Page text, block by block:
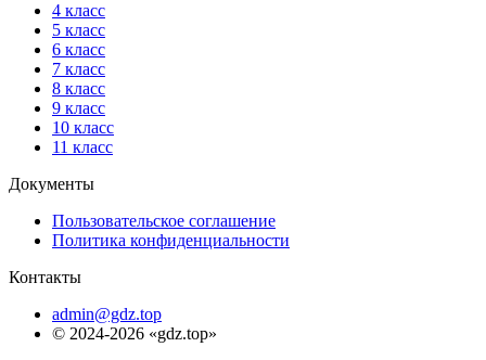
4 класс
5 класс
6 класс
7 класс
8 класс
9 класс
10 класс
11 класс
Документы
Пользовательское соглашение
Политика конфиденциальности
Контакты
admin@gdz.top
© 2024-2026 «gdz.top»